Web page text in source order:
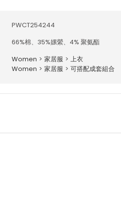
PWCT254244
66%棉、35%嫘縈、4% 聚氨酯
Women > 家居服 > 上衣
Women > 家居服 > 可搭配成套組合